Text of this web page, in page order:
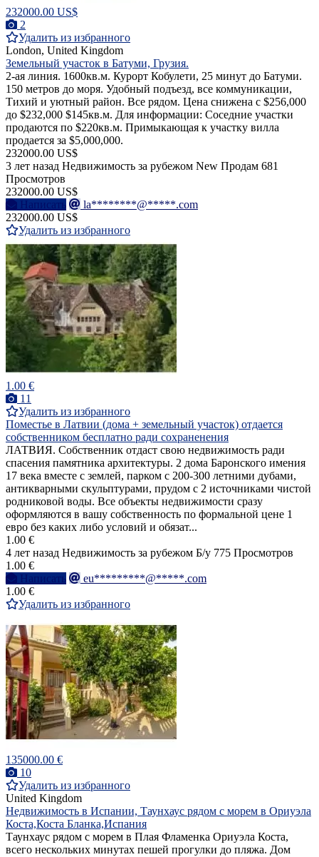
232000.00 US$
2
Удалить из избранного
London, United Kingdom
Земельный участок в Батуми, Грузия.
2-ая линия. 1600кв.м. Курорт Кобулети, 25 минут до Батуми.
150 метров до моря. Удобный подъезд, все коммуникации,
Тихий и уютный район. Все рядом. Цена снижена с $256,000
до $232,000 $145кв.м. Для информации: Соседние участки
продаются по $220кв.м. Примыкающая к участку вилла
продается за $5,000,000.
232000.00 US$
3 лет назад Недвижимость за рубежом New Продам 681
Просмотров
232000.00 US$
Написать
la********@*****.com
232000.00 US$
Удалить из избранного
1.00 €
11
Удалить из избранного
Поместье в Латвии (дома + земельный участок) отдается
собственником бесплатно ради сохраненения
ЛАТВИЯ. Собственник отдаст свою недвижимость ради
спасения памятника архитектуры. 2 дома Баронского имения
17 века вместе с землей, парком с 200-300 летними дубами,
антикварными скульптурами, прудом с 2 источниками чистой
родниковой воды. Все объекты недвижимости сразу
оформляются в вашу собственность по формальной цене 1
евро без каких либо условий и обязат...
1.00 €
4 лет назад Недвижимость за рубежом Б/у 775 Просмотров
1.00 €
Написать
eu*********@*****.com
1.00 €
Удалить из избранного
135000.00 €
10
Удалить из избранного
United Kingdom
Недвижимость в Испании, Таунхаус рядом с морем в Ориуэла
Коста,Коста Бланка,Испания
Таунхаус рядом с морем в Плая Фламенка Ориуэла Коста,
всего нескольких минутах пешей прогулки до пляжа. Дом